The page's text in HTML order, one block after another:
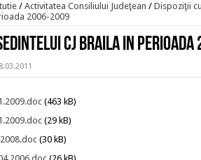
/ Activitatea Consiliului Judeţean / Dispoziţii
2006-2009
CJ Braila in perioada
(463 kB)
(29 kB)
(30 kB)